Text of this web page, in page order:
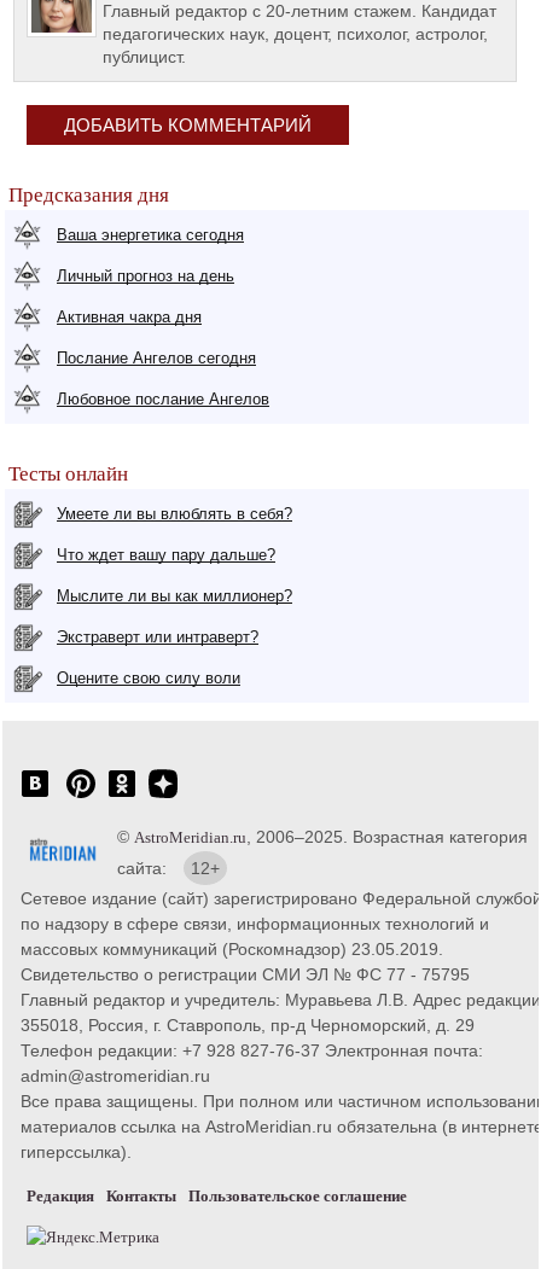
Главный редактор с 20-летним стажем. Кандидат
педагогических наук, доцент, психолог, астролог,
публицист.
ДОБАВИТЬ КОММЕНТАРИЙ
Предсказания дня
Ваша энергетика сегодня
Личный прогноз на день
Активная чакра дня
Послание Ангелов сегодня
Любовное послание Ангелов
Тесты онлайн
Умеете ли вы влюблять в себя?
Что ждет вашу пару дальше?
Мыслите ли вы как миллионер?
Экстраверт или интраверт?
Оцените свою силу воли
© AstroMeridian.ru , 2006–2025. Возрастная категория
сайта:
12+
Сетевое издание (сайт) зарегистрировано Федеральной службой
по надзору в сфере связи, информационных технологий и
массовых коммуникаций (Роскомнадзор) 23.05.2019.
Свидетельство о регистрации СМИ ЭЛ № ФС 77 - 75795
Главный редактор и учредитель: Муравьева Л.В. Адрес
355018, Россия, г. Ставрополь, пр-д Черноморский, д. 29
Телефон редакции: +7 928 827-76-37 Электронная почта:
admin@astromeridian.ru
Все права защищены. При полном или частичном
материалов ссылка на AstroMeridian.ru обязательна (в
гиперссылка).
Редакция Контакты Пользовательское соглашение